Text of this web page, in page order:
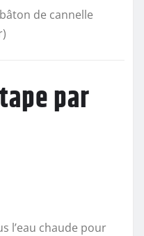
de cannelle
par
l’eau chaude pour